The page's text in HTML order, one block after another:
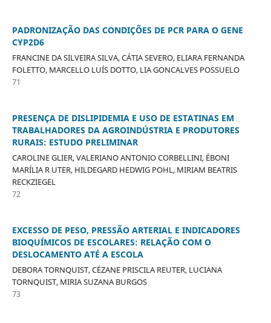
PADRONIZAÇÃO DAS CONDIÇÕES DE PCR PARA O GENE
CYP2D6
FRANCINE DA SILVEIRA SILVA, CÁTIA SEVERO, ELIARA FERNANDA
FOLETTO, MARCELLO LUÍS DOTTO, LIA GONCALVES POSSUELO
71
PRESENÇA DE DISLIPIDEMIA E USO DE ESTATINAS EM
TRABALHADORES DA AGROINDÚSTRIA E PRODUTORES
RURAIS: ESTUDO PRELIMINAR
CAROLINE GLIER, VALERIANO ANTONIO CORBELLINI, ÉBONI
MARÍLIA R UTER, HILDEGARD HEDWIG POHL, MIRIAM BEATRIS
RECKZIEGEL
72
EXCESSO DE PESO, PRESSÃO ARTERIAL E INDICADORES
BIOQUÍMICOS DE ESCOLARES: RELAÇÃO COM O
DESLOCAMENTO ATÉ A ESCOLA
DEBORA TORNQUIST, CÉZANE PRISCILA REUTER, LUCIANA
TORNQUIST, MIRIA SUZANA BURGOS
73